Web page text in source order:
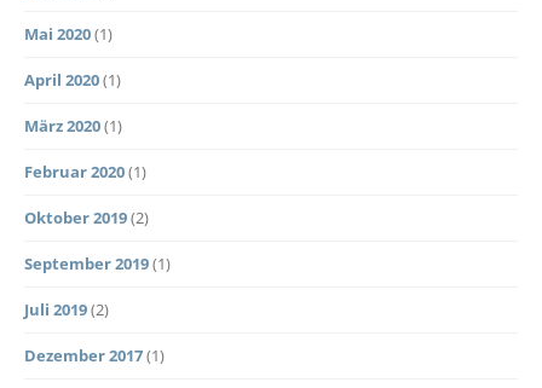
Mai 2020(1)
April 2020(1)
März 2020(1)
Februar 2020(1)
Oktober 2019(2)
September 2019(1)
Juli 2019(2)
Dezember 2017(1)